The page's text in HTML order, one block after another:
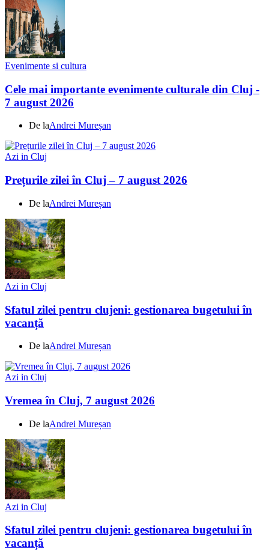
Evenimente si cultura
Cele mai importante evenimente culturale din Cluj -
7 august 2026
De laAndrei Mureșan
Azi in Cluj
Prețurile zilei în Cluj – 7 august 2026
De laAndrei Mureșan
Azi in Cluj
Sfatul zilei pentru clujeni: gestionarea bugetului în
vacanță
De laAndrei Mureșan
Azi in Cluj
Vremea în Cluj, 7 august 2026
De laAndrei Mureșan
Azi in Cluj
Sfatul zilei pentru clujeni: gestionarea bugetului în
vacanță